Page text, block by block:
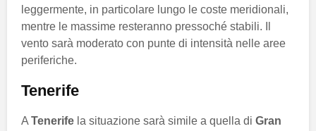
leggermente, in particolare lungo le coste meridionali,
mentre le massime resteranno pressoché stabili. Il
vento sarà moderato con punte di intensità nelle aree
periferiche.
Tenerife
ATenerife la situazione sarà simile a quella di Gran